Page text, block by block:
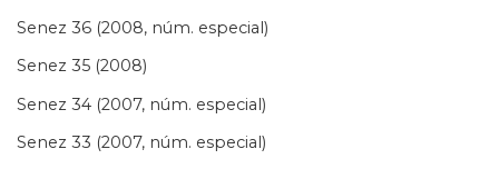
Senez 36 (2008, núm. especial)
Senez 35 (2008)
Senez 34 (2007, núm. especial)
Senez 33 (2007, núm. especial)